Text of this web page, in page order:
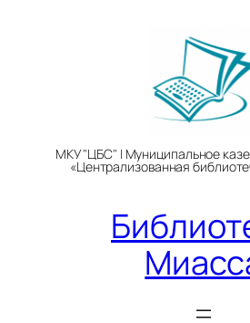
МКУ "ЦБС" | Муниципальное
«Централизованная